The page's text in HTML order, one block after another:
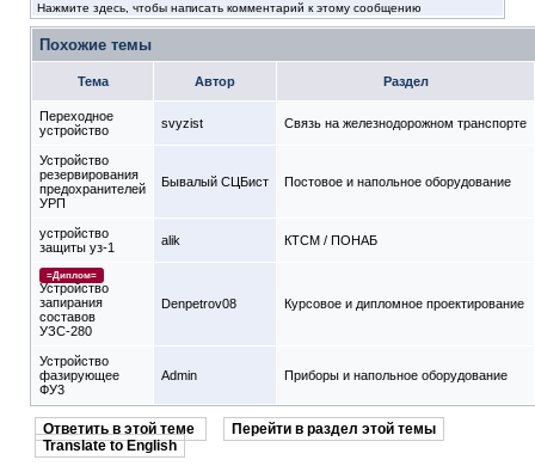
Нажмите здесь, чтобы написать комментарий к этому сообщению
Похожие темы
Тема Автор Раздел
Переходное
устройство
svyzist Связь на железнодорожном транспорте
Устройство
резервирования
предохранителей
УРП
Бывалый СЦБист Постовое и напольное оборудование
устройство
защиты уз-1
alik КТСМ / ПОНАБ
=Диплом=
Устройство
запирания
составов
УЗС-280
Denpetrov08 Курсовое и дипломное проектирование
Устройство
фазирующее
ФУ3
Admin Приборы и напольное оборудование
Ответить в этой теме
Перейти в раздел этой темы
Translate to English